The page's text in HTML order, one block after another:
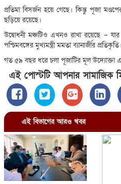
প্রতিমা বিসর্জন হয়ে গেছে। কিন্তু পূজা
ছড়িয়ে রয়েছে।
উদ্বোধনী মঞ্চটিও এখনও রাখা রয়েছে – যার
পশ্চিমবঙ্গের মুখ্যমন্ত্রী মমতা ব্যানার্জীর প্রতিকৃতি।
গত ৫৯ বছর ধরে চলা পূজাটির মূল উদ্যোক্তা
এই পোস্টটি আপনার সামাজিক
এই বিভাগের আরও খবর